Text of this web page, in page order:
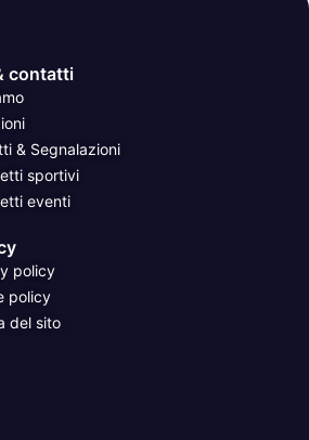
contatti
& Segnalazioni
sportivi
eventi
policy
policy
del sito